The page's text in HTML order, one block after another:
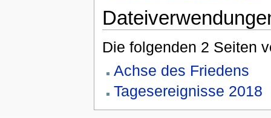
Die folgenden 2 Seiten
Achse des Friedens
Tagesereignisse 2018